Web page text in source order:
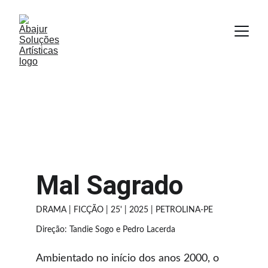
Mal Sagrado
DRAMA | FICÇÃO | 25' | 2025 | PETROLINA-PE
Direção: Tandie Sogo e Pedro Lacerda
Ambientado no início dos anos 2000, o